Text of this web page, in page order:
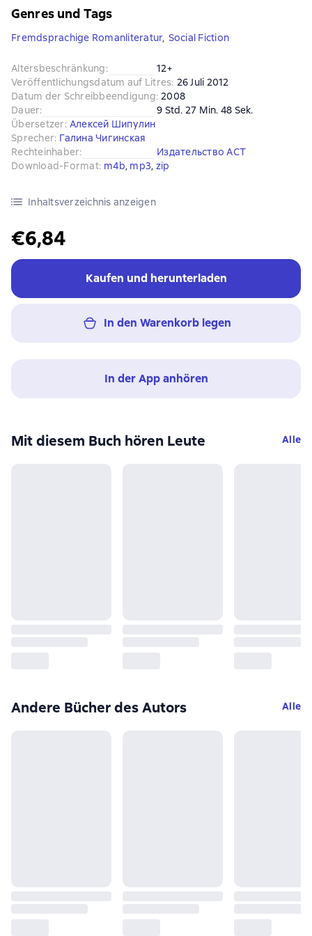
Genres und Tags
Fremdsprachige Romanliteratur, Social Fiction
Altersbeschränkung:
12+
Veröffentlichungsdatum auf Litres: 26 Juli 2012
Datum der Schreibbeendigung: 2008
Dauer:
9 Std. 27 Min. 48 Sek.
Übersetzer: Алексей Шипулин
Sprecher: Галина Чигинская
Rechteinhaber:
Издательство АСТ
Download-Format: m4b, mp3, zip
Inhaltsverzeichnis anzeigen
€6,84
Kaufen und herunterladen
In den Warenkorb legen
In der App anhören
Mit diesem Buch hören Leute Alle
Andere Bücher des Autors Alle